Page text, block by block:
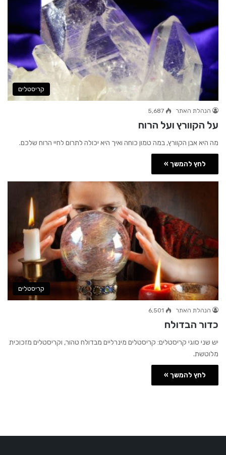
קריסטלים
הנהלת האתר 5,687
על הקוורץ ועל הרוח
מה היא אבן הקוורץ, במה טמון כוחה ואיך היא יכולה לתרום לחיי הרוח שלכם.
לחץ להמשך »
קריסטלים
הנהלת האתר 6,501
כדור הבדולח
יש שני סוגי קריסטלים: קריסטלים מינרליים מבדולח טהור, וקריסטלים מזכוכית
מלוטשת.
לחץ להמשך »